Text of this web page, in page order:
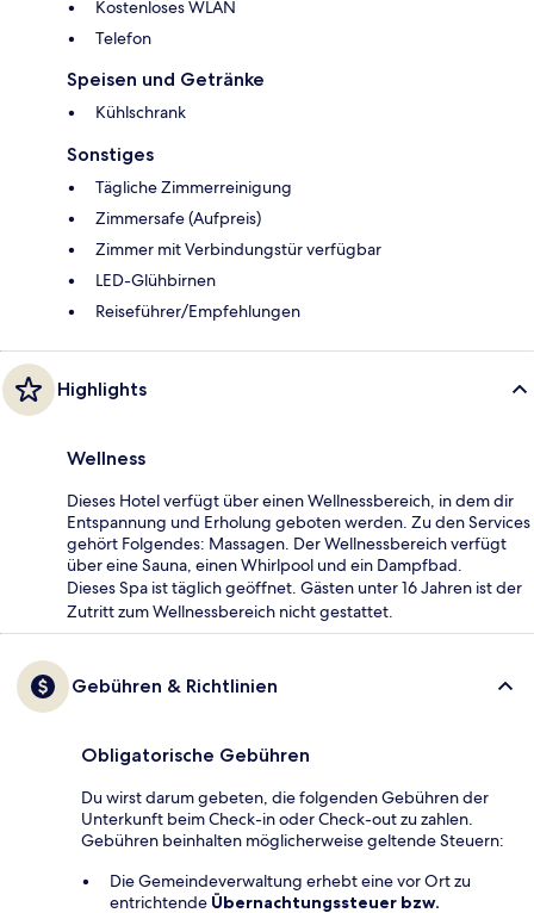
Kostenloses WLAN
Telefon
Speisen und Getränke
Kühlschrank
Sonstiges
Tägliche Zimmerreinigung
Zimmersafe (Aufpreis)
Zimmer mit Verbindungstür verfügbar
LED-Glühbirnen
Reiseführer/Empfehlungen
Highlights
Wellness
Dieses Hotel verfügt über einen Wellnessbereich, in dem dir
Entspannung und Erholung geboten werden. Zu den Services
gehört Folgendes: Massagen. Der Wellnessbereich verfügt
über eine Sauna, einen Whirlpool und ein Dampfbad.
Dieses Spa ist täglich geöffnet. Gästen unter 16 Jahren ist der
Zutritt zum Wellnessbereich nicht gestattet.
Gebühren & Richtlinien
Obligatorische Gebühren
Du wirst darum gebeten, die folgenden Gebühren der
Unterkunft beim Check-in oder Check-out zu zahlen.
Gebühren beinhalten möglicherweise geltende Steuern:
Die Gemeindeverwaltung erhebt eine vor Ort zu
entrichtende Übernachtungssteuer bzw.